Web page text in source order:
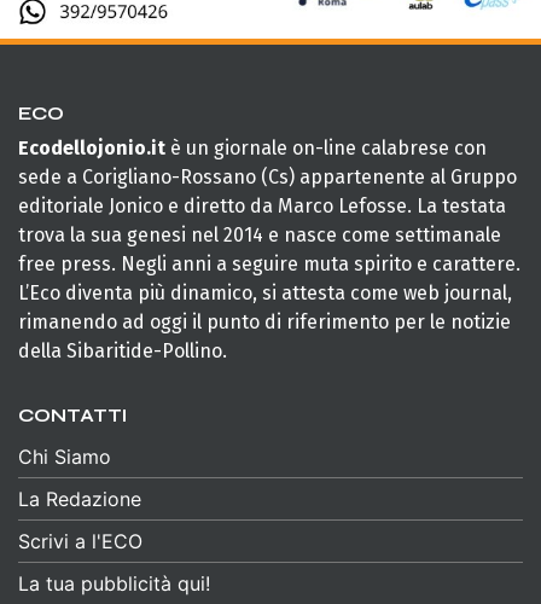
ECO
Ecodellojonio.it è un giornale on-line calabrese con
sede a Corigliano-Rossano (Cs) appartenente al Gruppo
editoriale Jonico e diretto da Marco Lefosse. La testata
trova la sua genesi nel 2014 e nasce come settimanale
free press. Negli anni a seguire muta spirito e carattere.
L’Eco diventa più dinamico, si attesta come web journal,
rimanendo ad oggi il punto di riferimento per le notizie
della Sibaritide-Pollino.
CONTATTI
Chi Siamo
La Redazione
Scrivi a l'ECO
La tua pubblicità qui!